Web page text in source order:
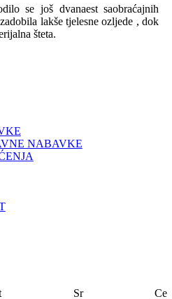
lo se još dvanaest saobraćajnih
lakše tjelesne ozljede , dok
šteta.
NABAVKE
Sr Ce